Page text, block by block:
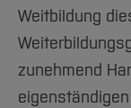
Weitbildung
zunehmend